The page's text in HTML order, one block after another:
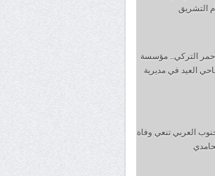
التشريق
التركي.. مؤسسة
العيد في مديرية
العربي تنعي وفاة